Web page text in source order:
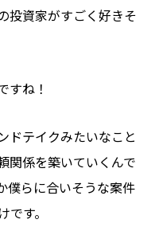
投資家がすごく好きそ
すね！
ドテイクみたいなこと
関係を築いていくんで
僕らに合いそうな案件
す。